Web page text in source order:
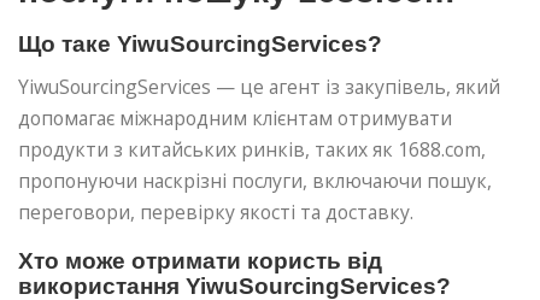
Що таке YiwuSourcingServices?
YiwuSourcingServices — це агент із закупівель, який
допомагає міжнародним клієнтам отримувати
продукти з китайських ринків, таких як 1688.com,
пропонуючи наскрізні послуги, включаючи пошук,
переговори, перевірку якості та доставку.
Хто може отримати користь від
використання YiwuSourcingServices?